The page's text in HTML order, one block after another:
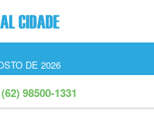
DE 2026
(62) 98500-1331